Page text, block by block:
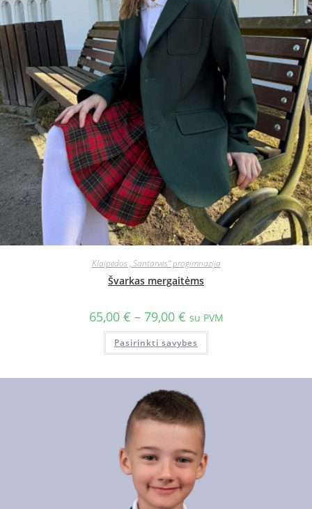
Klaipėdos „Santarvės“ progimnazija
Švarkas mergaitėms
65,00 € – 79,00 € su PVM
Pasirinkti savybes